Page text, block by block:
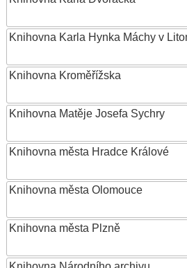
Knihovna Karla Hynka Máchy v
Knihovna Kroměřížska
Knihovna Matěje Josefa Sychry
Knihovna města Hradce Králové
Knihovna města Olomouce
Knihovna města Plzně